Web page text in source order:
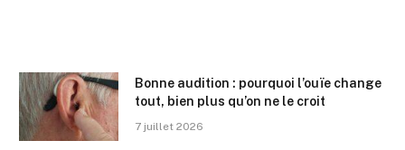
Bonne audition : pourquoi l’ouïe change
tout, bien plus qu’on ne le croit
7 juillet 2026